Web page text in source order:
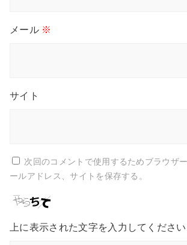
メール ※
サイト
次回のコメントで使用するためブラウザ
ールアドレス、サイトを保存する。
上に表示された文字を入力してください